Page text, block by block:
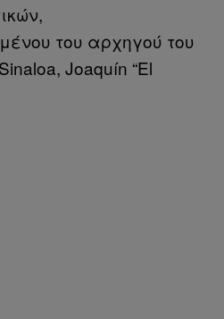
του αρχηγού του
Joaquín “El